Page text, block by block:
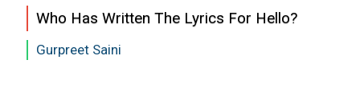
Who Has Written The Lyrics For Hello?
Gurpreet Saini